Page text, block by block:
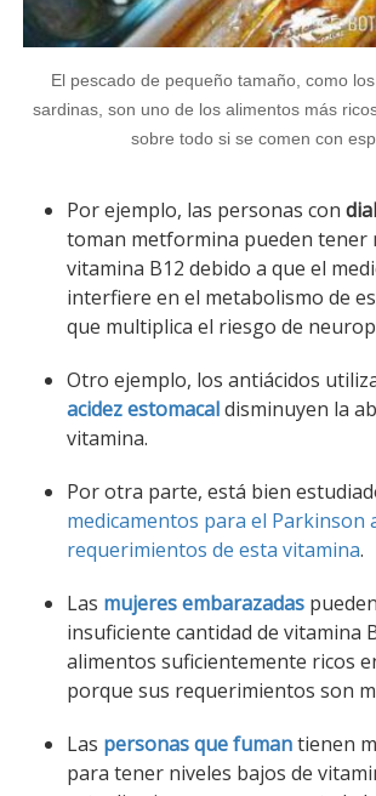
El pescado de pequeño tamaño, como
sardinas, son uno de los alimentos más
sobre todo si se comen con
Por ejemplo, las personas con
toman metformina pueden tener
vitamina B12 debido a que el
interfiere en el metabolismo de
que multiplica el riesgo de
Otro ejemplo, los antiácidos
acidez estomacaldisminuyen la
vitamina.
Por otra parte, está bien
medicamentos para el Parkinson
requerimientos de esta vitamina.
Las mujeres embarazadas
insuficiente cantidad de vitamina
alimentos suficientemente ricos
porque sus requerimientos son
Las personas que fumantienen
para tener niveles bajos de